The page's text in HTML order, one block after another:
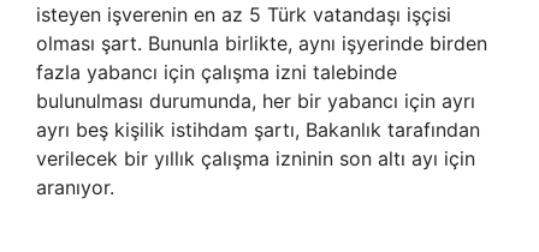
isteyen işverenin en az 5 Türk vatandaşı işçisi
olması şart. Bununla birlikte, aynı işyerinde birden
fazla yabancı için çalışma izni talebinde
bulunulması durumunda, her bir yabancı için ayrı
ayrı beş kişilik istihdam şartı, Bakanlık tarafından
verilecek bir yıllık çalışma izninin son altı ayı için
aranıyor.